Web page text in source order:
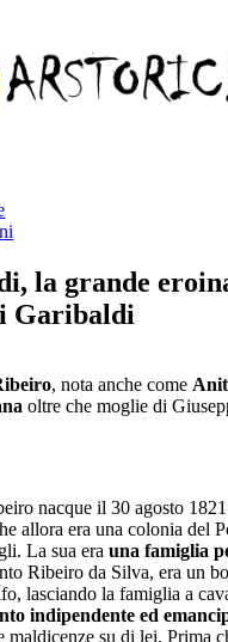
la grande
Garibaldi
, nota anche come
oltre che moglie di
nacque il 30 agosto 1821
allora era una colonia del
La sua era una famiglia
Ribeiro da Silva, era un
lasciando la famiglia a
indipendente ed
maldicenze su di lei. Prima